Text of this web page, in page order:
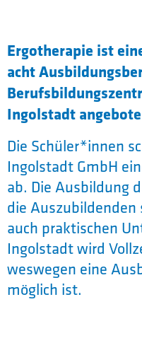
Ergotherapie ist
acht
Ingolstadt
Die Schüler*innen
Ingolstadt GmbH
ab. Die Ausbildung
die
auch praktischen
Ingolstadt wird
weswegen eine
möglich ist.